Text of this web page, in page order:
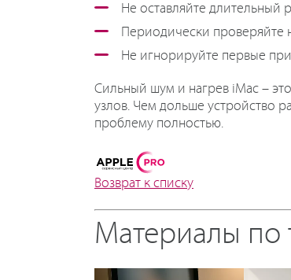
Не оставляйте
Периодически проверяйте
Не игнорируйте первые
Сильный шум и нагрев iMac –
узлов. Чем дольше устройство
проблему полностью.
Возврат к списку
Материалы по